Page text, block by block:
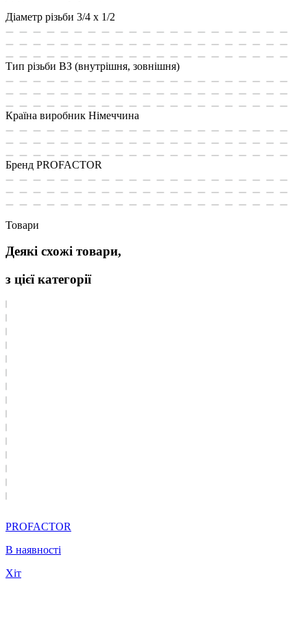
Діаметр різьби 3/4 x 1/2
Тип різьби ВЗ (внутрішня, зовнішня)
Країна виробник Німеччина
Бренд PROFACTOR
Товари
Деякі схожі товари,
з цієї категорії
PROFACTOR
В наявності
Хіт